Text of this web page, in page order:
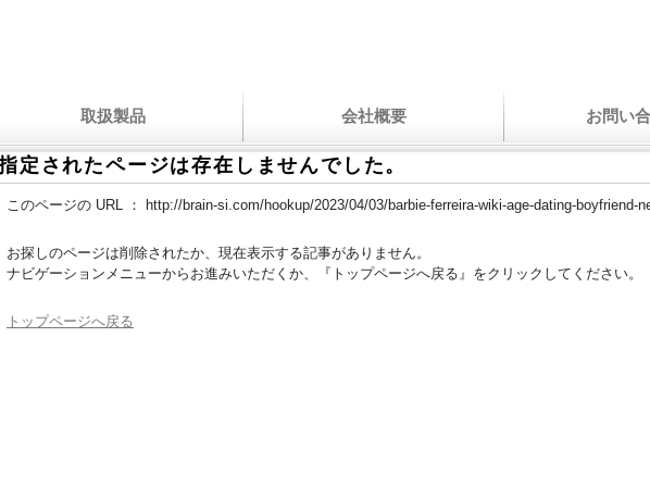
取扱製品 会社概要 お問い
定されたページは存在しませんでした。
このページの URL ： http://brain-si.com/hookup/2023/04/03/barbie-ferreira-wiki-age-dating-boyfriend-
お探しのページは削除されたか、現在表示する記事がありません。
ナビゲーションメニューからお進みいただくか、『トップページへ戻る』をクリックしてください。
トップページへ戻る